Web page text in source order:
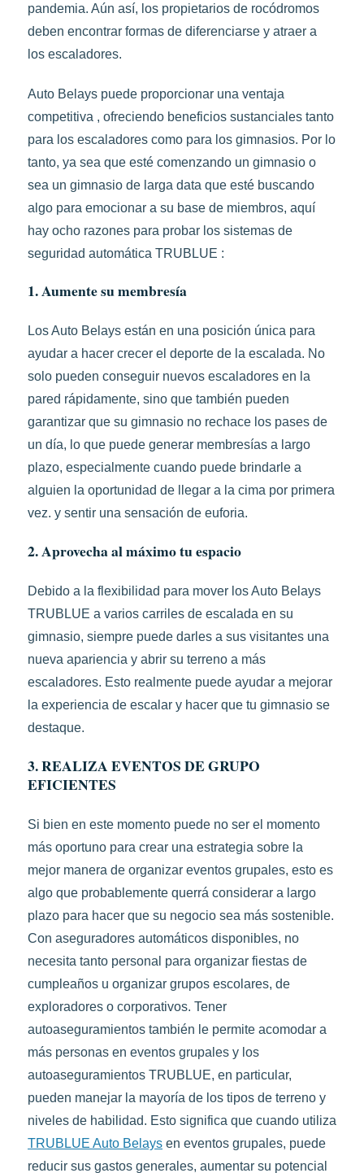
pandemia. Aún así, los propietarios de rocódromos
deben encontrar formas de diferenciarse y atraer a
los escaladores.
Auto Belays puede proporcionar una ventaja
competitiva , ofreciendo beneficios sustanciales tanto
para los escaladores como para los gimnasios. Por lo
tanto, ya sea que esté comenzando un gimnasio o
sea un gimnasio de larga data que esté buscando
algo para emocionar a su base de miembros, aquí
hay ocho razones para probar los sistemas de
seguridad automática TRUBLUE :
1. Aumente su membresía
Los Auto Belays están en una posición única para
ayudar a hacer crecer el deporte de la escalada. No
solo pueden conseguir nuevos escaladores en la
pared rápidamente, sino que también pueden
garantizar que su gimnasio no rechace los pases de
un día, lo que puede generar membresías a largo
plazo, especialmente cuando puede brindarle a
alguien la oportunidad de llegar a la cima por primera
vez. y sentir una sensación de euforia.
2. Aprovecha al máximo tu espacio
Debido a la flexibilidad para mover los Auto Belays
TRUBLUE a varios carriles de escalada en su
gimnasio, siempre puede darles a sus visitantes una
nueva apariencia y abrir su terreno a más
escaladores. Esto realmente puede ayudar a mejorar
la experiencia de escalar y hacer que tu gimnasio se
destaque.
3. REALIZA EVENTOS DE GRUPO
EFICIENTES
Si bien en este momento puede no ser el momento
más oportuno para crear una estrategia sobre la
mejor manera de organizar eventos grupales, esto es
algo que probablemente querrá considerar a largo
plazo para hacer que su negocio sea más sostenible.
Con aseguradores automáticos disponibles, no
necesita tanto personal para organizar fiestas de
cumpleaños u organizar grupos escolares, de
exploradores o corporativos. Tener
autoaseguramientos también le permite acomodar a
más personas en eventos grupales y los
autoaseguramientos TRUBLUE, en particular,
pueden manejar la mayoría de los tipos de terreno y
niveles de habilidad. Esto significa que cuando utiliza
TRUBLUE Auto Belays en eventos grupales, puede
reducir sus gastos generales, aumentar su potencial